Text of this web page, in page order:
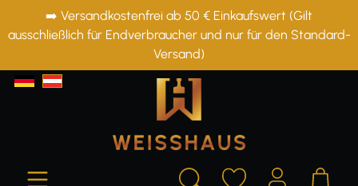
springen
➡️ Versandkostenfrei ab 50 € Einkaufswert (Gilt
ausschließlich für Endverbraucher und nur für den Standard-
Versand)